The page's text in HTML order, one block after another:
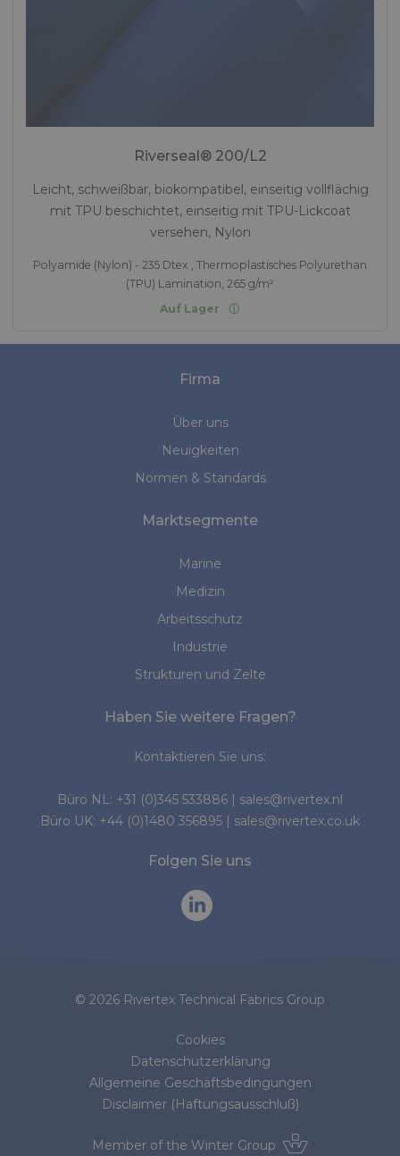
Riverseal® 200/L2
Leicht, schweißbar, biokompatibel, einseitig vollflächig
mit TPU beschichtet, einseitig mit TPU-Lickcoat
versehen, Nylon
Polyamide (Nylon) - 235 Dtex , Thermoplastisches Polyurethan
(TPU) Lamination, 265 g/m²
Auf Lager
Firma
Über uns
Neuigkeiten
Normen & Standards
Marktsegmente
Marine
Medizin
Arbeitsschutz
Industrie
Strukturen und Zelte
Haben Sie weitere Fragen?
Kontaktieren Sie uns:
Büro NL: +31 (0)345 533886 | sales@rivertex.nl
Büro UK: +44 (0)1480 356895 | sales@rivertex.co.uk
Folgen Sie uns
© 2026 Rivertex Technical Fabrics Group
Cookies
Datenschutzerklärung
Allgemeine Geschäftsbedingungen
Disclaimer (Haftungsausschluß)
Member of theWinter Group